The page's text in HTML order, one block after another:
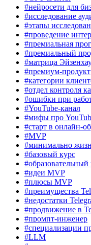
#нейросети для
#исследование
#этапы
#проведение
#премиальная
#премиальный
#матрица
#премиум-продукт
#категории
#отдел контроля
#ошибки при
#YouTube-канал
#мифы про
#старт в онлайн-
#MVP
#минимально
#базовый курс
#образовательный
#идеи MVP
#плюсы MVP
#преимущества
#недостатки
#продвижение в
#промпт-инженер
#специализации
#LLM